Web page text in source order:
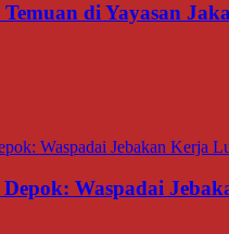
di Yayasan
Waspadai